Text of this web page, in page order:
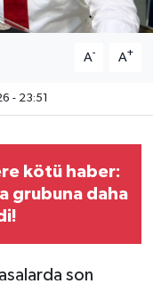
A- A+
- 23:51
kötü haber:
grubuna daha
son